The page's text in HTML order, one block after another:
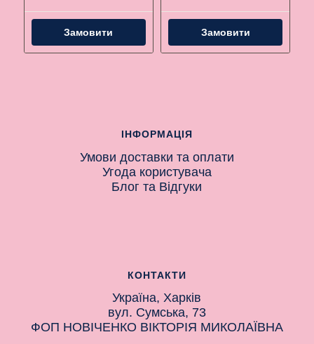
Замовити Замовити
ІНФОРМАЦІЯ
Умови доставки та оплати
Угода користувача
Блог та Відгуки
КОНТАКТИ
Україна, Харків
вул. Сумська, 73
ФОП НОВІЧЕНКО ВІКТОРІЯ МИКОЛАЇВНА